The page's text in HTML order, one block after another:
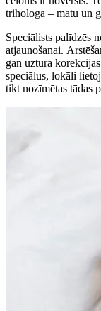
trihologa – matu un
Speciālists palīdzēs
atjaunošanai.
gan uztura
speciālus, lokāli
tikt nozīmētas tādas